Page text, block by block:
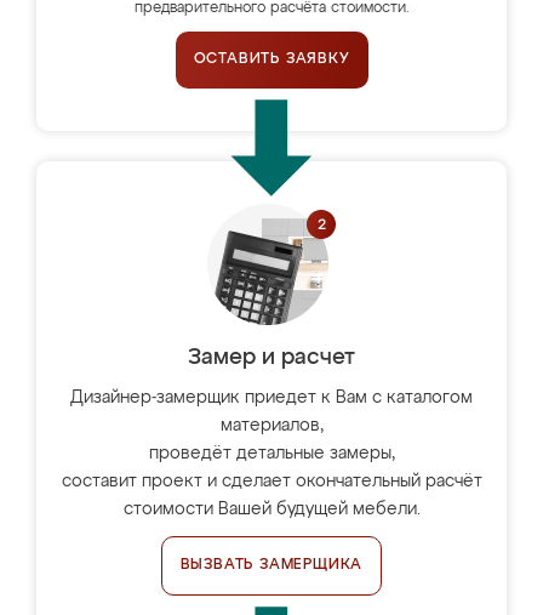
предварительного расчёта стоимости.
ОСТАВИТЬ ЗАЯВКУ
Замер и расчет
Дизайнер-замерщик приедет к Вам с каталогом
материалов,
проведёт детальные замеры,
составит проект и сделает окончательный расчёт
стоимости Вашей будущей мебели.
ВЫЗВАТЬ ЗАМЕРЩИКА